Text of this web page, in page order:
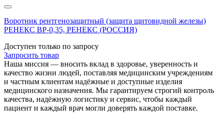
Воротник рентгенозащитный (защита щитовидной железы)
РЕНЕКС ВР-0,35, РЕНЕКС (РОССИЯ)
Доступен только по запросу
Запросить товар
Наша миссия — вносить вклад в здоровье, уверенность и
качество жизни людей, поставляя медицинским учреждениям
и частным клиентам надёжные и доступные изделия
медицинского назначения. Мы гарантируем строгий контроль
качества, надёжную логистику и сервис, чтобы каждый
пациент и каждый врач могли доверять каждой поставке.